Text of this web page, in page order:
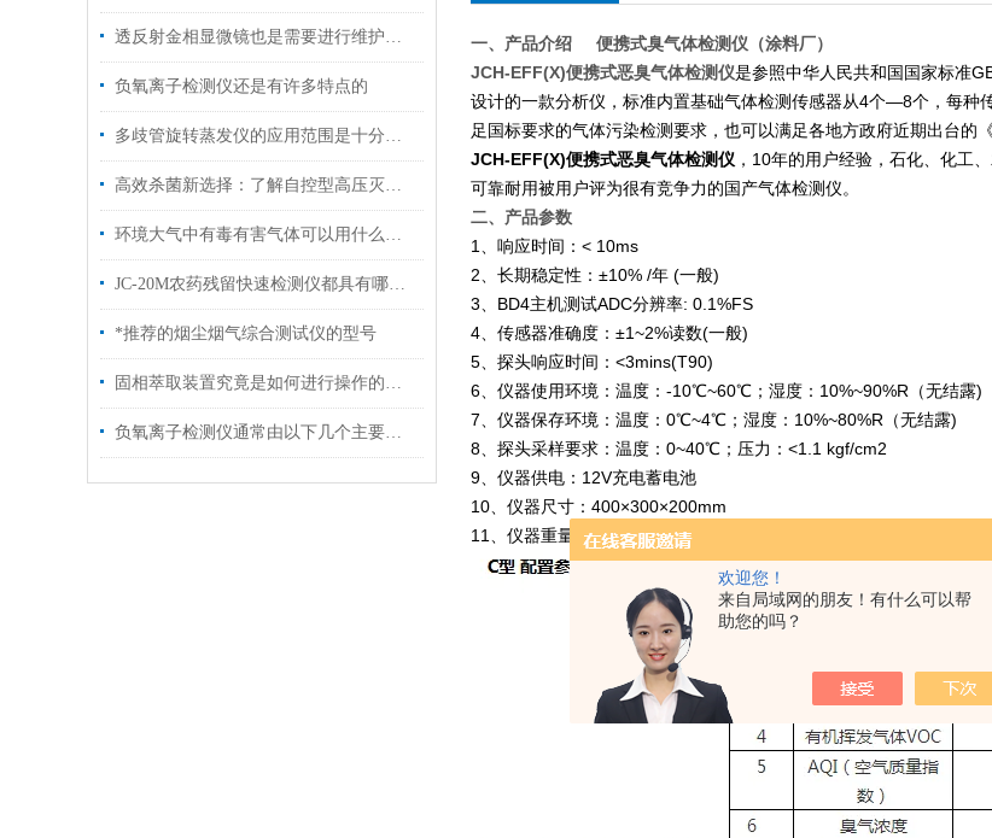
欢迎您！
来自局域网的朋友！有什么可以帮
助您的吗？
透反射金相显微镜也是需要进行维护保养的
负氧离子检测仪还是有许多特点的
多歧管旋转蒸发仪的应用范围是十分广泛的
高效杀菌新选择：了解自控型高压灭菌锅的多功能应用！
环境大气中有毒有害气体可以用什么仪器检测？
JC-20M农药残留快速检测仪都具有哪些性能优势
*推荐的烟尘烟气综合测试仪的型号
固相萃取装置究竟是如何进行操作的呢？
负氧离子检测仪通常由以下几个主要部分组成
一、产品介绍 便携式臭气体检测仪（涂料厂）
JCH-EFF(X)便携式恶臭气体检测仪是参照中华人民共和国国家标准
设计的一款分析仪，标准内置基础气体检测传感器从4个—8个，每种
足国标要求的气体污染检测要求，也可以满足各地方政府近期出台的
JCH-EFF(X)便携式恶臭气体检测仪 ，10年的用户经验，石化、化工
可靠耐用被用户评为很有竞争力的国产气体检测仪。
二、产品参数
1、响应时间：< 10ms
2、长期稳定性：±10% /年 (一般)
3、BD4主机测试ADC分辨率: 0.1%FS
4、传感器准确度：±1~2%读数(一般)
5、探头响应时间：<3mins(T90)
6、仪器使用环境：温度：-10℃~60℃；湿度：10%~90%R（无结露)
7、仪器保存环境：温度：0℃~4℃；湿度：10%~80%R（无结露)
8、探头采样要求：温度：0~40℃；压力：<1.1 kgf/cm2
9、仪器供电：12V充电蓄电池
10、仪器尺寸：400×300×200mm
11、仪器重量：8Kg